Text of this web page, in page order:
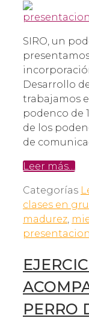
SIRO, un
Desarrollo
trabajamos
podenco de
de los
de
Leer más…
Categorías
clases en
madurez,
PERRO